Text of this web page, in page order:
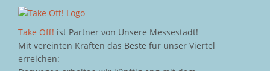
Take Off! ist Partner von Unsere Messestadt!
Mit vereinten Kräften das Beste für unser Viertel
erreichen: